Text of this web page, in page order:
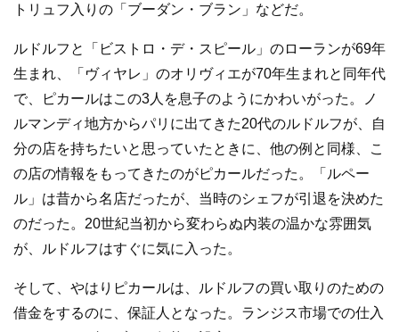
トリュフ入りの「ブーダン・ブラン」などだ。
ルドルフと「ビストロ・デ・スピール」のローランが69年
生まれ、「ヴィヤレ」のオリヴィエが70年生まれと同年代
で、ピカールはこの3人を息子のようにかわいがった。ノ
ルマンディ地方からパリに出てきた20代のルドルフが、自
分の店を持ちたいと思っていたときに、他の例と同様、こ
の店の情報をもってきたのがピカールだった。「ルペー
ル」は昔から名店だったが、当時のシェフが引退を決めた
のだった。20世紀当初から変わらぬ内装の温かな雰囲気
が、ルドルフはすぐに気に入った。
そして、やはりピカールは、ルドルフの買い取りのための
借金をするのに、保証人となった。ランジス市場での仕入